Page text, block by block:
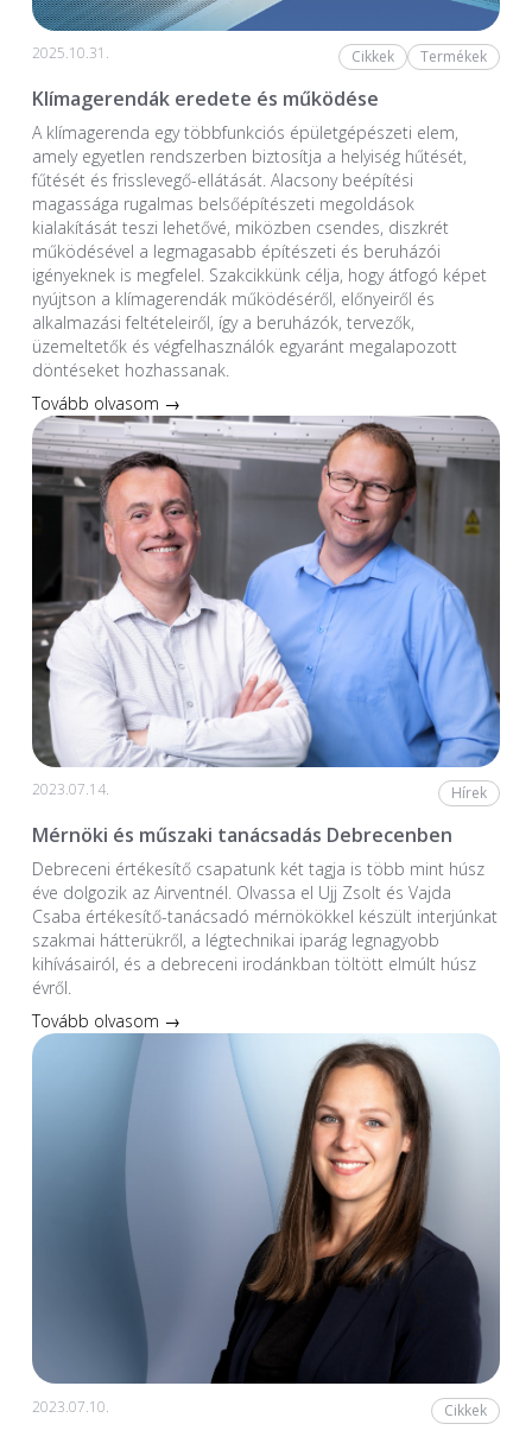
2025.10.31. Cikkek Termékek
Klímagerendák eredete és működése
A klímagerenda egy többfunkciós épületgépészeti elem,
amely egyetlen rendszerben biztosítja a helyiség hűtését,
fűtését és frisslevegő-ellátását. Alacsony beépítési
magassága rugalmas belsőépítészeti megoldások
kialakítását teszi lehetővé, miközben csendes, diszkrét
működésével a legmagasabb építészeti és beruházói
igényeknek is megfelel. Szakcikkünk célja, hogy átfogó képet
nyújtson a klímagerendák működéséről, előnyeiről és
alkalmazási feltételeiről, így a beruházók, tervezők,
üzemeltetők és végfelhasználók egyaránt megalapozott
döntéseket hozhassanak.
Tovább olvasom →
2023.07.14. Hírek
Mérnöki és műszaki tanácsadás Debrecenben
Debreceni értékesítő csapatunk két tagja is több mint húsz
éve dolgozik az Airventnél. Olvassa el Ujj Zsolt és Vajda
Csaba értékesítő-tanácsadó mérnökökkel készült interjúnkat
szakmai hátterükről, a légtechnikai iparág legnagyobb
kihívásairól, és a debreceni irodánkban töltött elmúlt húsz
évről.
Tovább olvasom →
2023.07.10. Cikkek